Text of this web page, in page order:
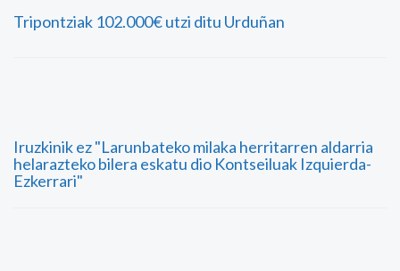
Tripontziak 102.000€ utzi ditu Urduñan
Iruzkinik ez "Larunbateko milaka herritarren aldarria
helarazteko bilera eskatu dio Kontseiluak Izquierda-
Ezkerrari"